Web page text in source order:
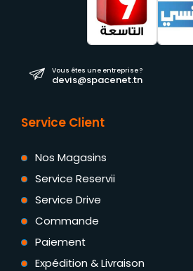
Vous êtes une entreprise ?
devis@spacenet.tn
Service Client
Nos Magasins
Service Reservii
Service Drive
Commande
Paiement
Expédition & Livraison